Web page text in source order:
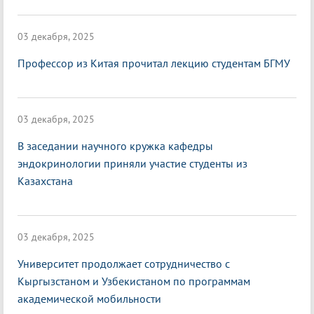
03 декабря, 2025
Профессор из Китая прочитал лекцию студентам БГМУ
03 декабря, 2025
В заседании научного кружка кафедры
эндокринологии приняли участие студенты из
Казахстана
03 декабря, 2025
Университет продолжает сотрудничество с
Кыргызстаном и Узбекистаном по программам
академической мобильности